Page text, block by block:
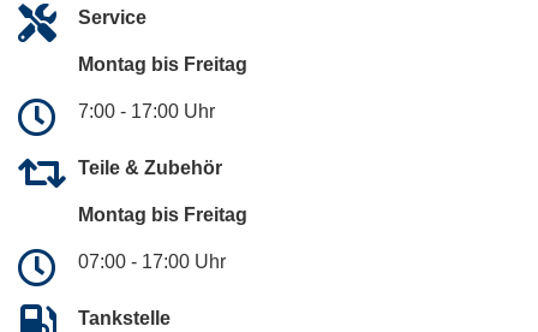
Service
Montag bis Freitag
7:00 - 17:00 Uhr
Teile & Zubehör
Montag bis Freitag
07:00 - 17:00 Uhr
Tankstelle